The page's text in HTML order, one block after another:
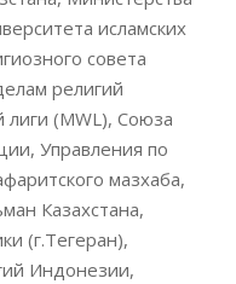
исламских
совета
религий
(MWL), Союза
Управления по
мазхаба,
Казахстана,
(г.Тегеран),
Индонезии,